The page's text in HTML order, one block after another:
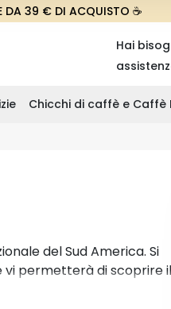
DA 39 € DI ACQUISTO ☕
Hai
Chicchi di caffè e Caffè
del Sud America. Si
vi permetterà di scoprire il